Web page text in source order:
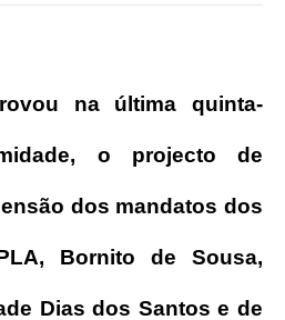
na última quinta-
o projecto de
dos mandatos dos
Bornito de Sousa,
Dias dos Santos e de